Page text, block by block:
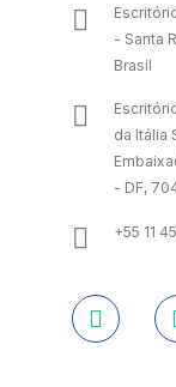
- Santa
Brasil
da Itália
- DF,
+55 11